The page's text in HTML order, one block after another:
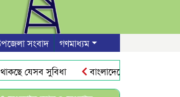
সংবাদ গণমাধ্যম
যেসব সুবিধা বাংলাদেশের ওমরাহ